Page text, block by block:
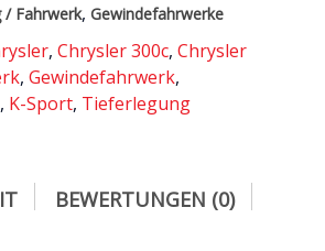
/ Fahrwerk,Gewindefahrwerke
,Chrysler 300c,Chrysler
,Gewindefahrwerk,
, K-Sport, Tieferlegung
BEWERTUNGEN (0)